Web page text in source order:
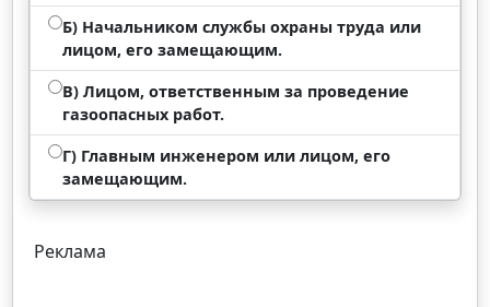
Б) Начальником службы охраны труда или
лицом, его замещающим.
В) Лицом, ответственным за проведение
газоопасных работ.
Г) Главным инженером или лицом, его
замещающим.
Реклама